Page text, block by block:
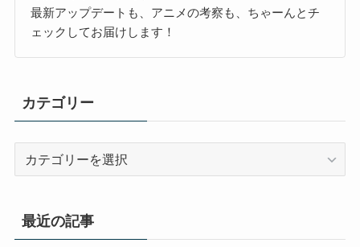
最新アップデートも、アニメの考察も、ちゃーんとチ
ェックしてお届けします！
カテゴリー
リ
最近の記事